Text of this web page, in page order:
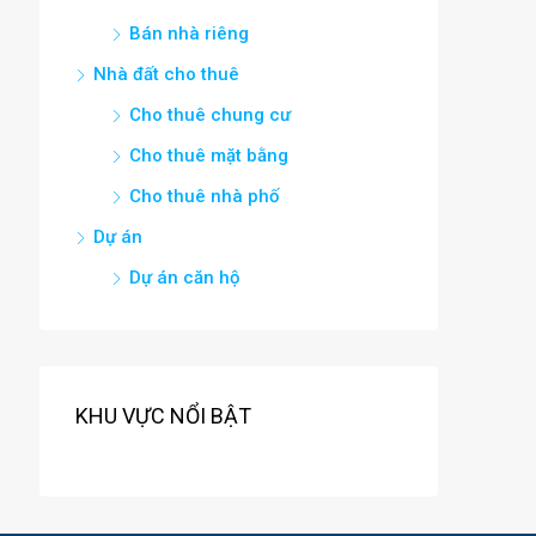
Bán nhà riêng
Nhà đất cho thuê
Cho thuê chung cư
Cho thuê mặt bằng
Cho thuê nhà phố
Dự án
Dự án căn hộ
KHU VỰC NỔI BẬT